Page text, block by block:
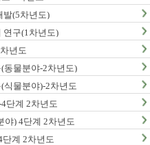
발(5차년도)
연구(1차년도)
년도
동물분야-2차년도)
식물분야)-2차년도
단계 2차년도
야) 4단계 2차년도
단계 2차년도